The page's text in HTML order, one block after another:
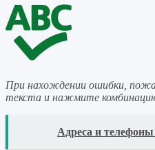
При нахождении ошибки,
текста и нажмите
Адреса и